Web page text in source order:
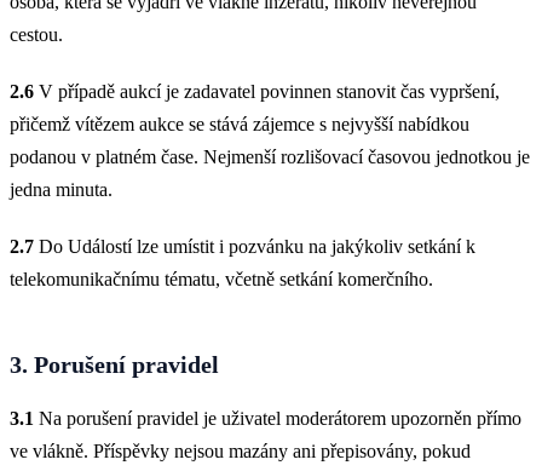
cestou.
2.6 V případě aukcí je zadavatel povinnen stanovit čas vypršení,
přičemž vítězem aukce se stává zájemce s nejvyšší nabídkou
podanou v platném čase. Nejmenší rozlišovací časovou jednotkou je
jedna minuta.
2.7 Do Událostí lze umístit i pozvánku na jakýkoliv setkání k
telekomunikačnímu tématu, včetně setkání komerčního.
3. Porušení pravidel
3.1 Na porušení pravidel je uživatel moderátorem upozorněn přímo
ve vlákně. Příspěvky nejsou mazány ani přepisovány, pokud